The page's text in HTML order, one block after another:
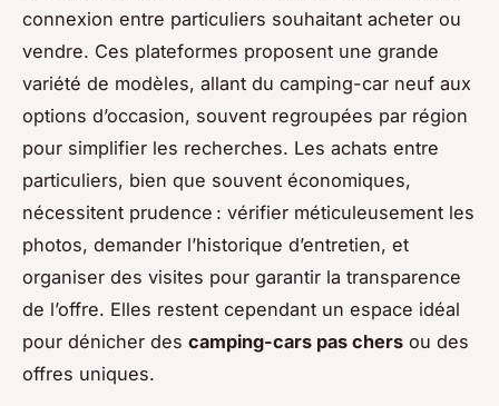
connexion entre particuliers souhaitant acheter ou
vendre. Ces plateformes proposent une grande
variété de modèles, allant du camping-car neuf aux
options d’occasion, souvent regroupées par région
pour simplifier les recherches. Les achats entre
particuliers, bien que souvent économiques,
nécessitent prudence : vérifier méticuleusement les
photos, demander l’historique d’entretien, et
organiser des visites pour garantir la transparence
de l’offre. Elles restent cependant un espace idéal
pour dénicher des camping-cars pas chers ou des
offres uniques.